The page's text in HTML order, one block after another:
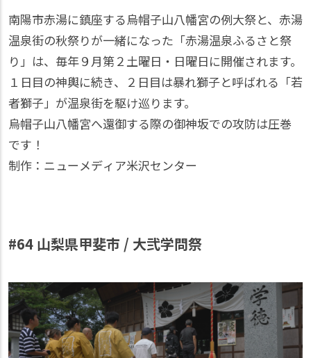
南陽市赤湯に鎮座する烏帽子山八幡宮の例大祭と、赤湯
温泉街の秋祭りが一緒になった「赤湯温泉ふるさと祭
り」は、毎年９月第２土曜日・日曜日に開催されます。
１日目の神輿に続き、２日目は暴れ獅子と呼ばれる「若
者獅子」が温泉街を駆け巡ります。
烏帽子山八幡宮へ還御する際の御神坂での攻防は圧巻
です！
制作：ニューメディア米沢センター
#64 山梨県甲斐市 / 大弐学問祭